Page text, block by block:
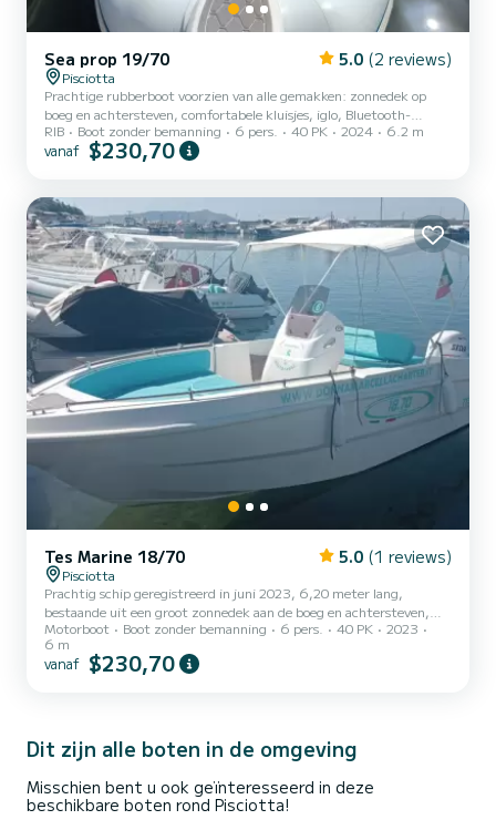
Sea prop 19/70 5.0 (2 reviews)
Pisciotta
Prachtige rubberboot voorzien van alle gemakken: zonnedek op
boeg en achtersteven, comfortabele kluisjes, iglo, Bluetooth-
stereo, opvouwbare stalen ladder, beleefdheidstouw, digitale
instrumentatie, luifel, zoetwaterdouche, houder voor mobiele
RIB Boot zonder bemanning 6 pers. 40 PK 2024 6.2 m
vanaf $230,70
Tes Marine 18/70 5.0 (1 reviews)
Pisciotta
Prachtig schip geregistreerd in juni 2023, 6,20 meter lang,
bestaande uit een groot zonnedek aan de boeg en achtersteven,
Bluetooth-stereo, luifel, zoetwaterdouche, anker met 30 meter
touw, digitale instrumentatie. Hij wordt aangedreven door een
nieuwe motor uit 2023, merk Selva, Dorado-model, 40/70 pk.
Motorboot Boot zonder bemanning 6 pers. 40 PK
2023
6 m
vanaf $230,70
Dit zijn alle boten in de omgeving
Misschien bent u ook geïnteresseerd in deze
beschikbare boten rond Pisciotta!